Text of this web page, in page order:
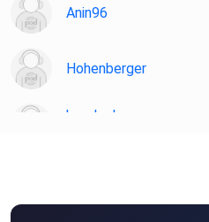
Anin96
Hohenberger
beadoeb